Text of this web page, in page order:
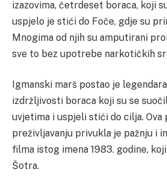
izazovima, četrdeset boraca, koji
uspjelo je stići do Foče, gdje su
Mnogima od njih su amputirani
sve to bez upotrebe narkotičkih
Igmanski marš postao je
izdržljivosti boraca koji su se
uvjetima i uspjeli stići do cilja.
preživljavanju privukla je pažnju i
filma istog imena 1983. godine,
Šotra.